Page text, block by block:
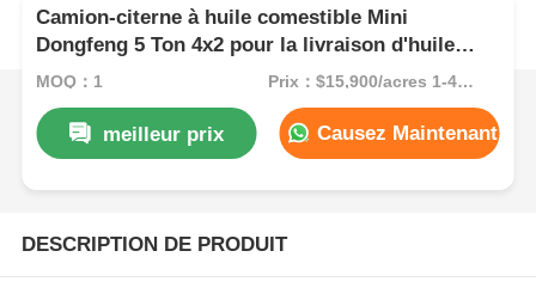
Camion-citerne à huile comestible Mini
Dongfeng 5 Ton 4x2 pour la livraison d'huile
végétale de cuisine
MOQ：1 Prix：$15,900/acres 1-49 acres
meilleur prix Causez Maintenant
DESCRIPTION DE PRODUIT